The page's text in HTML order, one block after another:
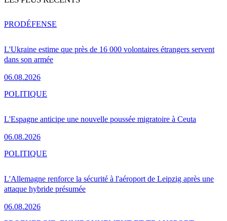
L'Ukraine estime que près de 16 000 volontaires étrangers servent
dans son armée
06.08.2026
PRODÉFENSE
L'Espagne anticipe une nouvelle poussée migratoire à Ceuta
06.08.2026
POLITIQUE
L'Allemagne renforce la sécurité à l'aéroport de Leipzig après une
attaque hybride présumée
06.08.2026
POLITIQUE